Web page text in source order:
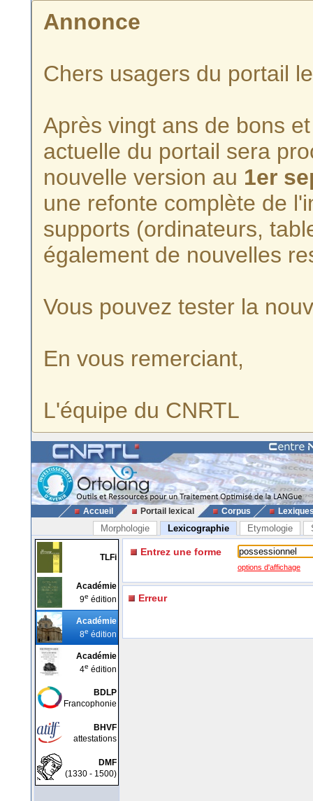
Annonce
Chers usagers du portail
Après vingt ans de bons
actuelle du portail sera
nouvelle version au 1er
une refonte complète de
supports (ordinateurs,
également de nouvelles
Vous pouvez tester la
En vous remerciant,
L'équipe du CNRTL
Accueil Portail lexical Corpus
Morphologie Lexicographie Etymologie
TLFi
Académie
9e édition
Académie
8e édition
Académie
4e édition
BDLP
Francophonie
BHVF
attestations
DMF
(1330 - 1500)
Entrez une forme
options d'affichage
Erreur